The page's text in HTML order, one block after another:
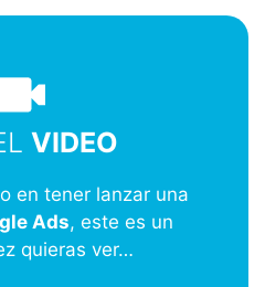
VIDEO
en tener lanzar una
Ads, este es un
quieras ver…